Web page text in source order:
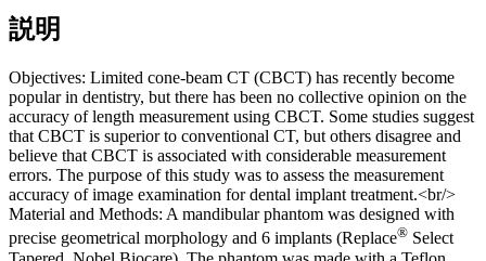
説明
Objectives: Limited cone-beam CT (CBCT) has recently become
popular in dentistry, but there has been no collective opinion on the
accuracy of length measurement using CBCT. Some studies suggest
that CBCT is superior to conventional CT, but others disagree and
believe that CBCT is associated with considerable measurement
errors. The purpose of this study was to assess the measurement
accuracy of image examination for dental implant treatment.<br/>
Material and Methods: A mandibular phantom was designed with
precise geometrical morphology and 6 implants (Replace® Select